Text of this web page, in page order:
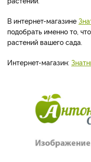
В интернет-магазине
подобрать именно то,
растений вашего сада.
Интернет-магазин: